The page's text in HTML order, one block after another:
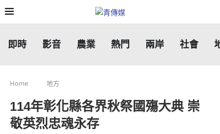
即時 影音 農業 熱門 兩岸 社會
Home 地方
114年彰化縣各界秋祭國殤大典 崇
敬英烈忠魂永存